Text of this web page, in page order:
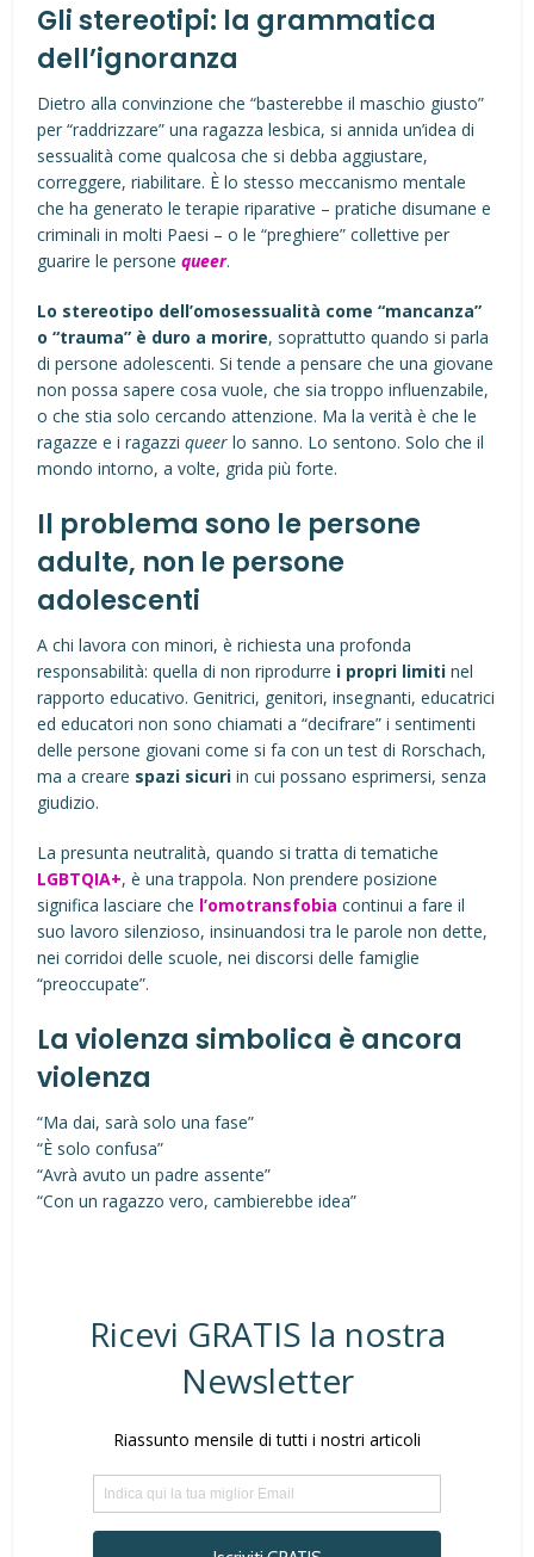
Gli stereotipi: la grammatica
dell’ignoranza
Dietro alla convinzione che “basterebbe il maschio giusto”
per “raddrizzare” una ragazza lesbica, si annida un’idea di
sessualità come qualcosa che si debba aggiustare,
correggere, riabilitare. È lo stesso meccanismo mentale
che ha generato le terapie riparative – pratiche disumane e
criminali in molti Paesi – o le “preghiere” collettive per
guarire le personequeer.
Lo stereotipo dell’omosessualità come “mancanza”
o “trauma” è duro a morire, soprattutto quando si parla
di persone adolescenti. Si tende a pensare che una giovane
non possa sapere cosa vuole, che sia troppo influenzabile,
o che stia solo cercando attenzione. Ma la verità è che le
ragazze e i ragazziqueer lo sanno. Lo sentono. Solo che il
mondo intorno, a volte, grida più forte.
Il problema sono le persone
adulte, non le persone
adolescenti
A chi lavora con minori, è richiesta una profonda
responsabilità: quella di non riprodurre i propri limiti nel
rapporto educativo. Genitrici, genitori, insegnanti, educatrici
ed educatori non sono chiamati a “decifrare” i sentimenti
delle persone giovani come si fa con un test di Rorschach,
ma a creare spazi sicuri in cui possano esprimersi, senza
giudizio.
La presunta neutralità, quando si tratta di tematiche
LGBTQIA+, è una trappola. Non prendere posizione
significa lasciare che l’omotransfobia continui a fare il
suo lavoro silenzioso, insinuandosi tra le parole non dette,
nei corridoi delle scuole, nei discorsi delle famiglie
“preoccupate”.
La violenza simbolica è ancora
violenza
“Ma dai, sarà solo una fase”
“È solo confusa”
“Avrà avuto un padre assente”
“Con un ragazzo vero, cambierebbe idea”